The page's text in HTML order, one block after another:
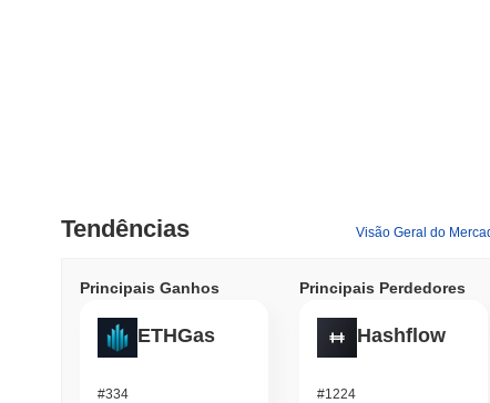
Tendências Visão Geral do
Principais Ganhos
ETHGas
#334
Principais Perdedores
Hashflow
#1224